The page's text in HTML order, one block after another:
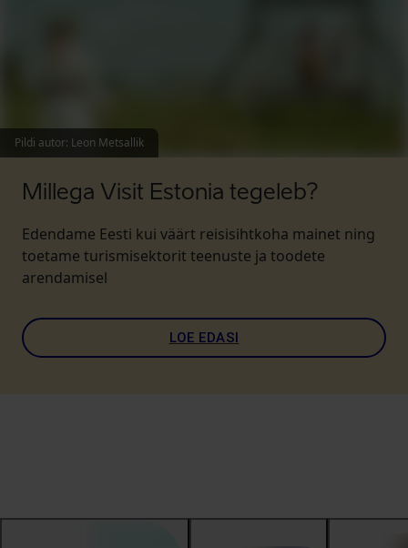
Pildi autor: Leon Metsallik
Millega Visit Estonia tegeleb?
Edendame Eesti kui väärt reisisihtkoha mainet ning
toetame turismisektorit teenuste ja toodete
arendamisel
LOE EDASI